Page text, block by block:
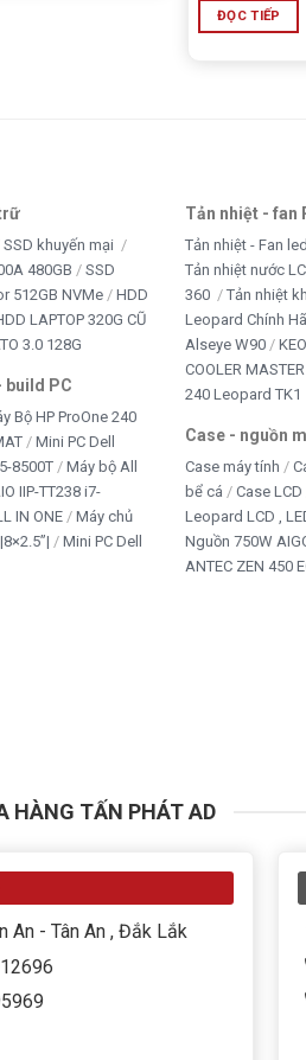
ĐỌC TIẾP
SSD khuyến mại
480GB
SSD
512GB NVMe
HDD
LAPTOP 320G CŨ
3.0 128G
build PC
Bộ HP ProOne 240
Mini PC Dell
8500T
Máy bộ All
IIP-TT238 i7-
IN ONE
Máy chủ
Mini PC Dell
Tản nhiệt - fan
Tản nhiệt - Fan led
Tản nhiệt nước
360
Tản nhiệt
Leopard Chính
Alseye W90
COOLER
240 Leopard TK1
Case - nguồn
Case máy tính
bể cá
Case LCD
Leopard LCD ,
Nguồn 750W
ANTEC ZEN 450
HÀNG TẤN PHÁT AD
An - Tân An , Đắk Lắk